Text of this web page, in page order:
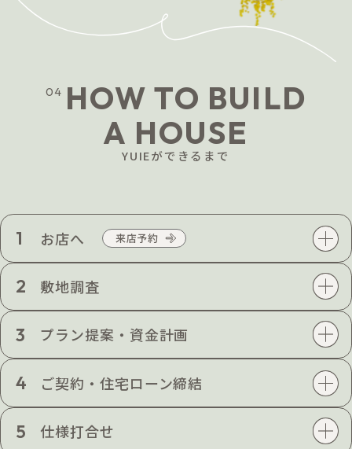
04 HOW TO BUILD
A HOUSE
YUIEができるまで
1 お店へ
2 敷地調査
3 プラン提案・資金計画
4 ご契約・住宅ローン締結
5 仕様打合せ